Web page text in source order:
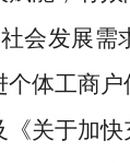
会发展需
体工商
关于加